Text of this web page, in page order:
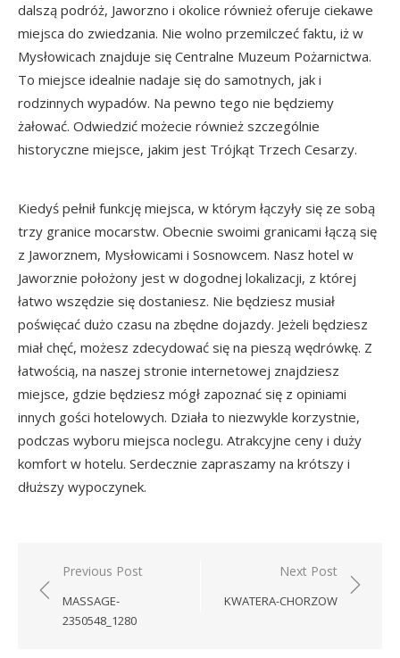
dalszą podróż, Jaworzno i okolice również oferuje ciekawe
miejsca do zwiedzania. Nie wolno przemilczeć faktu, iż w
Mysłowicach znajduje się Centralne Muzeum Pożarnictwa.
To miejsce idealnie nadaje się do samotnych, jak i
rodzinnych wypadów. Na pewno tego nie będziemy
żałować. Odwiedzić możecie również szczególnie
historyczne miejsce, jakim jest Trójkąt Trzech Cesarzy.
Kiedyś pełnił funkcję miejsca, w którym łączyły się ze sobą
trzy granice mocarstw. Obecnie swoimi granicami łączą się
z Jaworznem, Mysłowicami i Sosnowcem. Nasz hotel w
Jaworznie położony jest w dogodnej lokalizacji, z której
łatwo wszędzie się dostaniesz. Nie będziesz musiał
poświęcać dużo czasu na zbędne dojazdy. Jeżeli będziesz
miał chęć, możesz zdecydować się na pieszą wędrówkę. Z
łatwością, na naszej stronie internetowej znajdziesz
miejsce, gdzie będziesz mógł zapoznać się z opiniami
innych gości hotelowych. Działa to niezwykle korzystnie,
podczas wyboru miejsca noclegu. Atrakcyjne ceny i duży
komfort w hotelu. Serdecznie zapraszamy na krótszy i
dłuższy wypoczynek.
Nawigacja
wpisu
Previous Post
MASSAGE-
2350548_1280
Next Post
KWATERA-CHORZOW